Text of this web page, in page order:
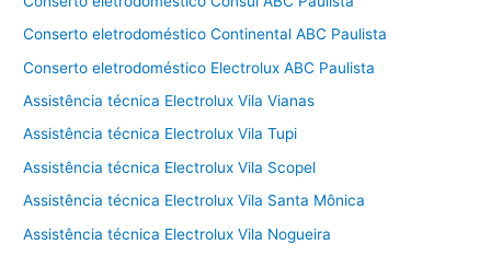
Conserto eletrodoméstico Continental ABC Paulista
Conserto eletrodoméstico Electrolux ABC Paulista
Assistência técnica Electrolux Vila Vianas
Assistência técnica Electrolux Vila Tupi
Assistência técnica Electrolux Vila Scopel
Assistência técnica Electrolux Vila Santa Mônica
Assistência técnica Electrolux Vila Nogueira